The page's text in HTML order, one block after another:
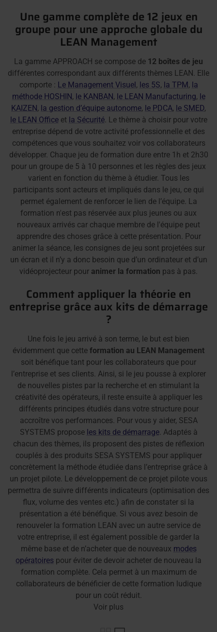
Une gamme complète de 12 jeux en
groupe pour une approche globale du
LEAN Management
La gamme APPROACH se compose de 12 boîtes de jeu
différentes correspondant aux différents thèmes LEAN. Elle
comporte : Le Management Visuel, les 5S, la TPM, la
méthode HOSHIN, le KANBAN, le LEAN Manufacturing, le
KAIZEN, la gestion d’équipe autonome, le PDCA, le SMED,
le LEAN Officeet la Sécurité. Le thème à choisir pour votre
entreprise dépend de votre activité professionnelle et des
compétences que vous souhaitez voir vos collaborateurs
développer. Chaque jeu de formation dure entre 1h et 2h30
pour un groupe de 5 à 10 personnes et les règles des jeux
varient en fonction du thème à étudier. Tous les
participants sont acteurs et impliqués dans le jeu, ce qui
permet également de renforcer le lien de l’équipe. La
formation n'est pas réservée aux plus jeunes ou aux
nouveaux arrivés car chaque membre de l'équipe peut
apprendre des choses grâce à cette présentation. Pour
animer la séance, les consignes de jeu sont projetées sur
un écran et il n’y a donc besoin que d’un ordinateur et d’un
vidéoprojecteur pour animer la formation pas à pas.
Comment appliquer la théorie en
entreprise grâce aux kits de démarrage
?
Une fois le jeu arrivé à son terme, le but est bien
évidemment que cette formation au LEAN Management
soit bénéfique tant pour les collaborateurs que pour
l’entreprise et ses clients. Ainsi, si le jeu pousse à explorer
de nouvelles pistes par la recherche et en stimulant la
créativité des opérateurs, il reste ensuite à appliquer les
différents principes étudiés dans votre structure pour
accroître vos performances. Pour vous y aider, SESA
SYSTEMS propose les kits de démarrage. Adaptés à
chacun des thèmes, ils proposent des pistes de réflexion
couplés à des produits SESA SYSTEMS pour appliquer
concrètement la méthode étudiée dans l’entreprise grâce à
un projet pilote. Le développement de ce projet pilote vous
permettra de suivre différents indicateurs (optimisation des
flux, volume des ventes etc.) afin de constater si la
présentation a été bénéfique. Si vous avez besoin de
renouveler la formation LEAN avec un autre service de
votre entreprise, il est également possible de garder la
même base et de n’acheter que de nouveaux modes
opératoires pour éviter de devoir acheter de nouveau la
formation complète. Cela permet à un maximum de
collaborateurs de bénéficier de cette formation ludique
pour un coût réduit.
Voir plus